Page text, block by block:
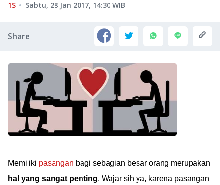
1S Sabtu, 28 Jan 2017, 14:30 WIB
Share
Memiliki pasangan bagi sebagian besar orang merupakan
hal yang sangat penting. Wajar sih ya, karena pasangan